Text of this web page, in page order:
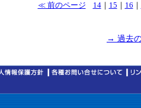
≪ 前のページ 14｜ 15 ｜ 16 ｜
→ 過去